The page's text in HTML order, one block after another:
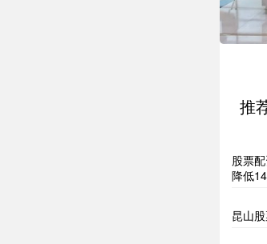
推
股票
降低
昆山